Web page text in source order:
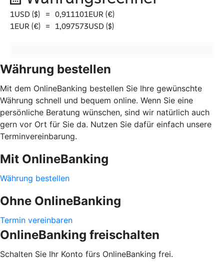
Währung bestellen
Mit dem OnlineBanking bestellen Sie Ihre gewünschte
Währung schnell und bequem online. Wenn Sie eine
persönliche Beratung wünschen, sind wir natürlich auch
gern vor Ort für Sie da. Nutzen Sie dafür einfach unsere
Terminvereinbarung.
Mit OnlineBanking
Währung bestellen
Ohne OnlineBanking
Termin vereinbaren
OnlineBanking freischalten
Schalten Sie Ihr Konto fürs OnlineBanking frei.